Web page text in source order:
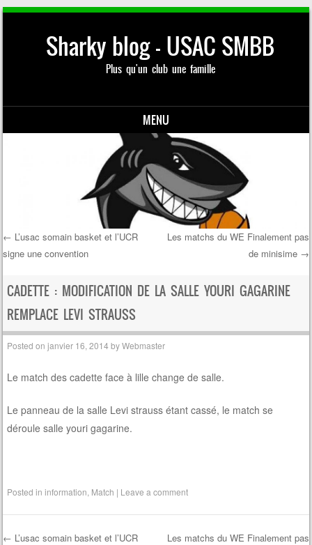
Sharky blog – USAC SMBB
Plus qu'un club une famille
MENU
Post navigation
← L’usac somain basket et l’UCR
signe une convention
Les matchs du WE Finalement pas
de minisime →
CADETTE : MODIFICATION DE LA SALLE YOURI GAGARINE
REMPLACE LEVI STRAUSS
Posted onjanvier 16, 2014 byWebmaster
Le match des cadette face à lille change de salle.
Le panneau de la salle Levi strauss étant cassé, le match se
déroule salle youri gagarine.
Posted ininformation Match | Leave a comment
← L’usac somain basket et l’UCR
Les matchs du WE Finalement pas